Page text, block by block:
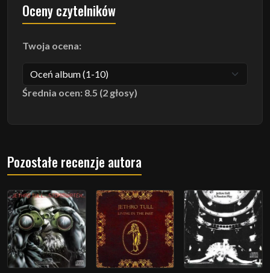
Oceny czytelników
Twoja ocena:
Średnia ocen: 8.5 (2 głosy)
Pozostałe recenzje autora